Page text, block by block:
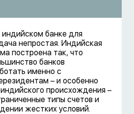
банке для
непростая. Индийская
построена так, что
банков
именно с
– и особенно
происхождения –
типы счетов и
жестких условий.